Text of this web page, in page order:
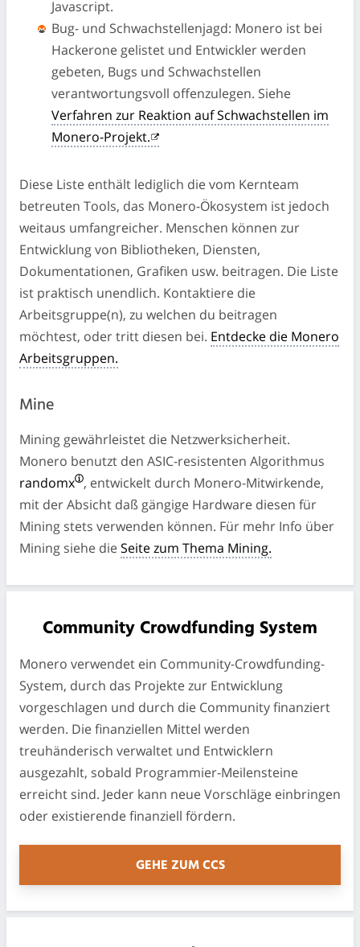
Javascript.
Bug- und Schwachstellenjagd: Monero ist bei
Hackerone gelistet und Entwickler werden
gebeten, Bugs und Schwachstellen
verantwortungsvoll offenzulegen. Siehe
Verfahren zur Reaktion auf Schwachstellen im
Monero-Projekt.
Diese Liste enthält lediglich die vom Kernteam
betreuten Tools, das Monero-Ökosystem ist jedoch
weitaus umfangreicher. Menschen können zur
Entwicklung von Bibliotheken, Diensten,
Dokumentationen, Grafiken usw. beitragen. Die Liste
ist praktisch unendlich. Kontaktiere die
Arbeitsgruppe(n), zu welchen du beitragen
möchtest, oder tritt diesen bei. Entdecke die Monero
Arbeitsgruppen.
Mine
Mining gewährleistet die Netzwerksicherheit.
Monero benutzt den ASIC-resistenten Algorithmus
randomx , entwickelt durch Monero-Mitwirkende,
mit der Absicht daß gängige Hardware diesen für
Mining stets verwenden können. Für mehr Info über
Mining siehe dieSeite zum Thema Mining.
Community Crowdfunding System
Monero verwendet ein Community-Crowdfunding-
System, durch das Projekte zur Entwicklung
vorgeschlagen und durch die Community finanziert
werden. Die finanziellen Mittel werden
treuhänderisch verwaltet und Entwicklern
ausgezahlt, sobald Programmier-Meilensteine
erreicht sind. Jeder kann neue Vorschläge einbringen
oder existierende finanziell fördern.
GEHE ZUM CCS